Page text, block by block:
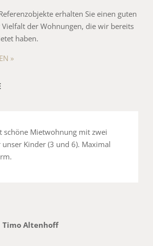
erhalten Sie einen guten
der Wohnungen, die wir bereits
haben.
»
schöne Mietwohnung mit zwei
Kinder (3 und 6). Maximal
Timo Altenhoff